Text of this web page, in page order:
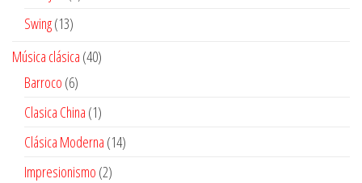
Swing 1313
Música clásica 4040
Barroco 66
productos
Clasica China 11
producto
Clásica Moderna 1414
Impresionismo 22